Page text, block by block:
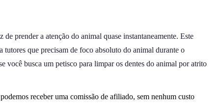
prender a atenção do animal quase instantaneamente. Este
que precisam de foco absoluto do animal durante o
você busca um petisco para limpar os dentes do animal por atrito
receber uma comissão de afiliado, sem nenhum custo